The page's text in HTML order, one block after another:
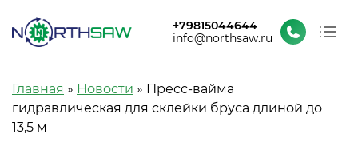
Каталог
+79815044644
info@northsaw.ru
Строка навигации
Главная Новости
Пресс-вайма
гидравлическая для склейки бруса длиной до
13,5 м